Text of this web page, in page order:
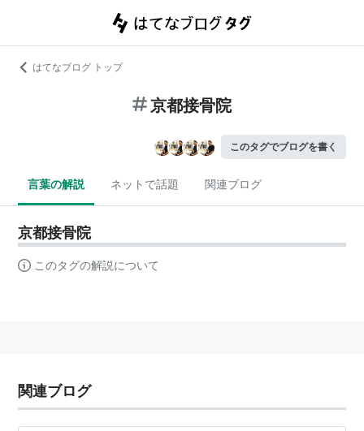
はてなブログ トップ
京都接骨院
このタグでブログを書く
言葉の解説 ネットで話題 関連ブログ
京都接骨院
このタグの解説について
関連ブログ